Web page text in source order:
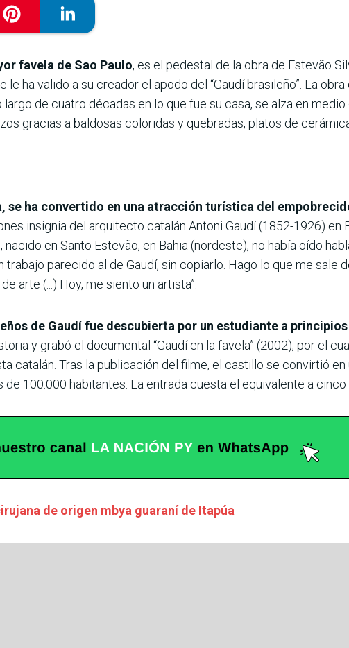
favela de Sao Paulo, es el pedestal de la obra de Estevão
ha valido a su creador el apodo del “Gaudí brasileño”. La
de cuatro décadas en lo que fue su casa, se alza en medio
gracias a baldosas coloridas y quebradas, platos de
se ha convertido en una atracción turística del
insignia del arquitecto catalán Antoni Gaudí (1852-1926) en
en Santo Estevão, en Bahia (nordeste), no había oído
parecido al de Gaudí, sin copiarlo. Hago lo que me sale
arte (...) Hoy, me siento un artista”.
de Gaudí fue descubierta por un estudiante a
y grabó el documental “Gaudí en la favela” (2002), por el
catalán. Tras la publicación del filme, el castillo se convirtió
100.000 habitantes. La entrada cuesta el equivalente a cinco
de origen mbya guaraní de Itapúa